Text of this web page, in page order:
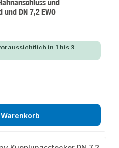
und
DN 7,2 EWO
in 1 bis 3